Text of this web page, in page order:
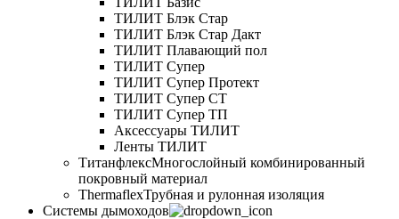
ТИЛИТ Блэк Стар
ТИЛИТ Блэк Стар Дакт
ТИЛИТ Плавающий пол
ТИЛИТ Супер
ТИЛИТ Супер Протект
ТИЛИТ Супер СТ
ТИЛИТ Супер ТП
Аксессуары ТИЛИТ
Ленты ТИЛИТ
ТитанфлексМногослойный комбинированный
покровный материал
ThermaflexТрубная и рулонная изоляция
Cистемы дымоходов